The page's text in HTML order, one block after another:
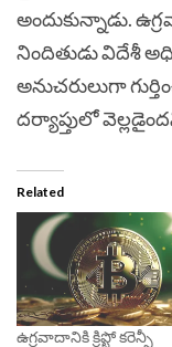
అందుకున్నాడు.
నిందితుడు విదేశీ
అనుచరులుగా
దర్యాప్తులో
Related
ఉగ్రవాదానికి క్రిప్టో కరెన్సీ